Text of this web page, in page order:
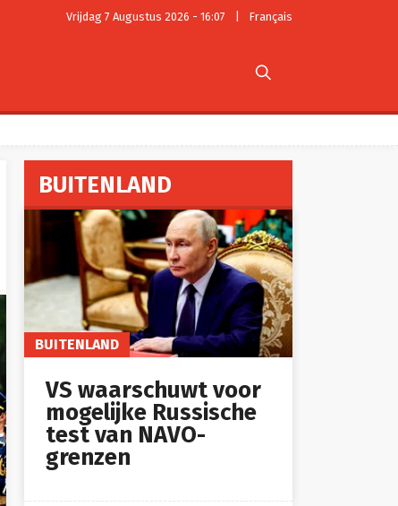
Vrijdag 7 Augustus 2026 - 16:07 Français

BUITENLAND
BUITENLAND
VS waarschuwt voor
mogelijke Russische
test van NAVO-
grenzen